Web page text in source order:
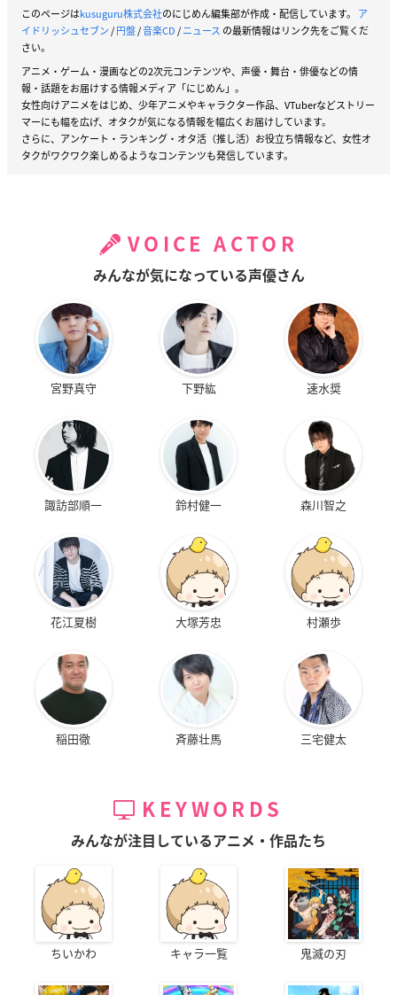
を同梱！
詳しくはこちら
⇒https://t.co/RK5UajuzLe#アイナナ
— アイドリッシュセブン公式＠大神万理 (@iD7Mng_Ogam
i)July 7, 2021
このページはkusuguru株式会社のにじめん編集部が作成・配信しています。 ア
イドリッシュセブン/円盤/音楽CD/ニュース の最新情報はリンク先をご覧くだ
さい。
アニメ・ゲーム・漫画などの2次元コンテンツや、声優・舞台・俳優などの情
報・話題をお届けする情報メディア「にじめん」。
女性向けアニメをはじめ、少年アニメやキャラクター作品、VTuberなどストリー
マーにも幅を広げ、オタクが気になる情報を幅広くお届けしています。
さらに、アンケート・ランキング・オタ活（推し活）お役立ち情報など、女性オ
タクがワクワク楽しめるようなコンテンツも発信しています。
VOICE ACTOR
みんなが気になっている声優さん
宮野真守 下野紘 速水奨
諏訪部順一 鈴村健一 森川智之
花江夏樹 大塚芳忠 村瀬歩
稲田徹 斉藤壮馬 三宅健太
KEYWORDS
みんなが注目しているアニメ・作品たち
ちいかわ キャラ一覧 鬼滅の刃